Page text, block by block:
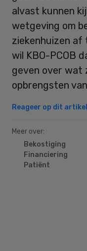
alvast kunnen
wetgeving om
ziekenhuizen af
wil KBO-PCOB
geven over wat
opbrengsten
Reageer op dit artikel
Meer over:
Bekostiging
Financiering
Patiënt